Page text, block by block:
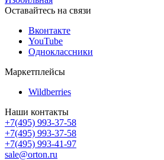
Оставайтесь на связи
Вконтакте
YouTube
Одноклассники
Маркетплейсы
Wildberries
Наши контакты
+7(495) 993-37-58
+7(495) 993-37-58
+7(495) 993-41-97
sale@orton.ru